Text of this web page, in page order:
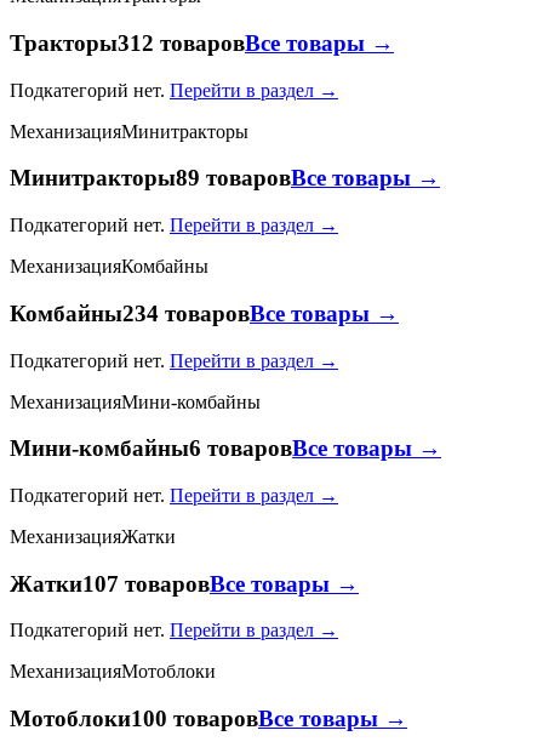
Тракторы312 товаровВсе товары →
Подкатегорий нет. Перейти в раздел →
МеханизацияМинитракторы
Минитракторы89 товаровВсе товары →
Подкатегорий нет. Перейти в раздел →
МеханизацияКомбайны
Комбайны234 товаровВсе товары →
Подкатегорий нет. Перейти в раздел →
МеханизацияМини-комбайны
Мини-комбайны6 товаровВсе товары →
Подкатегорий нет. Перейти в раздел →
МеханизацияЖатки
Жатки107 товаровВсе товары →
Подкатегорий нет. Перейти в раздел →
МеханизацияМотоблоки
Мотоблоки100 товаровВсе товары →